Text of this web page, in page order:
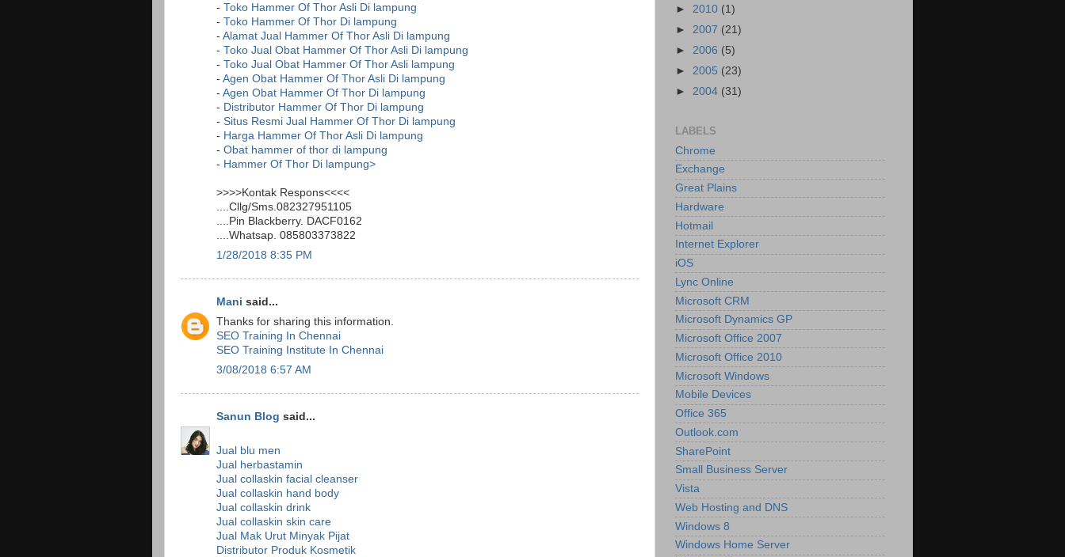
- Toko Hammer Of Thor Asli Di lampung
- Toko Hammer Of Thor Di lampung
- Alamat Jual Hammer Of Thor Asli Di lampung
- Toko Jual Obat Hammer Of Thor Asli Di lampung
- Toko Jual Obat Hammer Of Thor Asli lampung
- Agen Obat Hammer Of Thor Asli Di lampung
- Agen Obat Hammer Of Thor Di lampung
- Distributor Hammer Of Thor Di lampung
- Situs Resmi Jual Hammer Of Thor Di lampung
- Harga Hammer Of Thor Asli Di lampung
- Obat hammer of thor di lampung
- Hammer Of Thor Di lampung>
>>>>Kontak Respons<<<<
....Cllg/Sms.082327951105
....Pin Blackberry. DACF0162
....Whatsap. 085803373822
1/28/2018 8:35 PM
Mani said...
Thanks for sharing this information.
SEO Training In Chennai
SEO Training Institute In Chennai
3/08/2018 6:57 AM
Sanun Blog said...
Jual blu men
Jual herbastamin
Jual collaskin facial cleanser
Jual collaskin hand body
Jual collaskin drink
Jual collaskin skin care
Jual Mak Urut Minyak Pijat
Distributor Produk Kosmetik
► 2010 (1)
► 2007 (21)
► 2006 (5)
► 2005 (23)
► 2004 (31)
LABELS
Chrome
Exchange
Great Plains
Hardware
Hotmail
Internet Explorer
iOS
Lync Online
Microsoft CRM
Microsoft Dynamics GP
Microsoft Office 2007
Microsoft Office 2010
Microsoft Windows
Mobile Devices
Office 365
Outlook.com
SharePoint
Small Business Server
Vista
Web Hosting and DNS
Windows 8
Windows Home Server